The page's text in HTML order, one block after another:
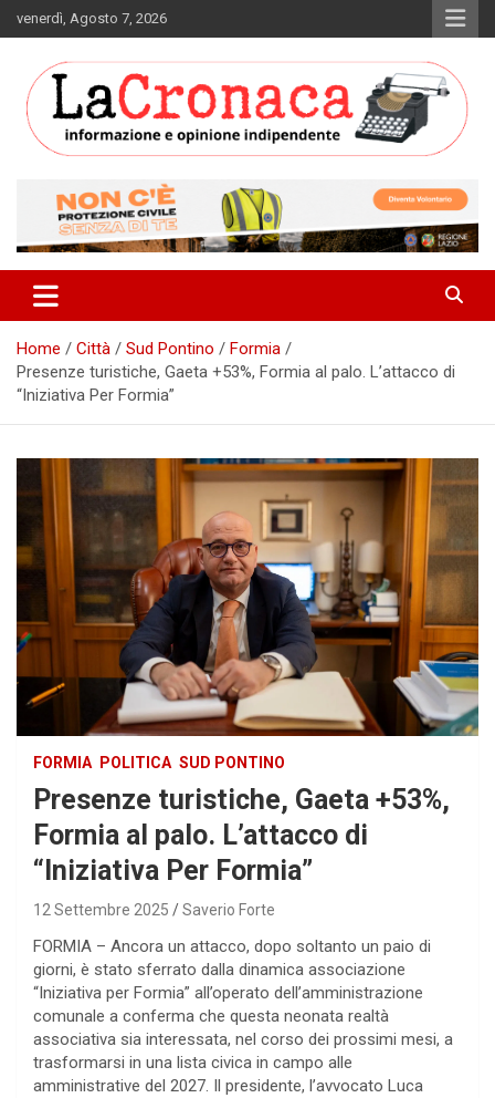
to
venerdì, Agosto 7, 2026
La Cronaca Quotidiano
Home Città Sud Pontino
Formia
Presenze turistiche, Gaeta +53%, Formia al palo. L’attacco di
“Iniziativa Per Formia”
FORMIA POLITICA SUD PONTINO
Presenze turistiche, Gaeta +53%,
Formia al palo. L’attacco di
“Iniziativa Per Formia”
12 Settembre 2025 Saverio Forte
FORMIA – Ancora un attacco, dopo soltanto un paio di
giorni, è stato sferrato dalla dinamica associazione
“Iniziativa per Formia” all’operato dell’amministrazione
comunale a conferma che questa neonata realtà
associativa sia interessata, nel corso dei prossimi mesi, a
trasformarsi in una lista civica in campo alle
amministrative del 2027. Il presidente, l’avvocato Luca